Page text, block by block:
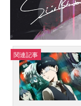
関連記事